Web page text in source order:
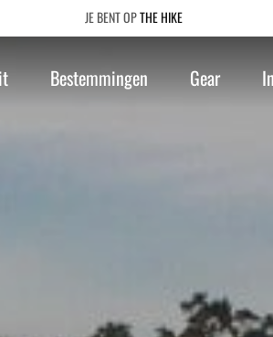
THE HIKE
Bestemmingen Gear